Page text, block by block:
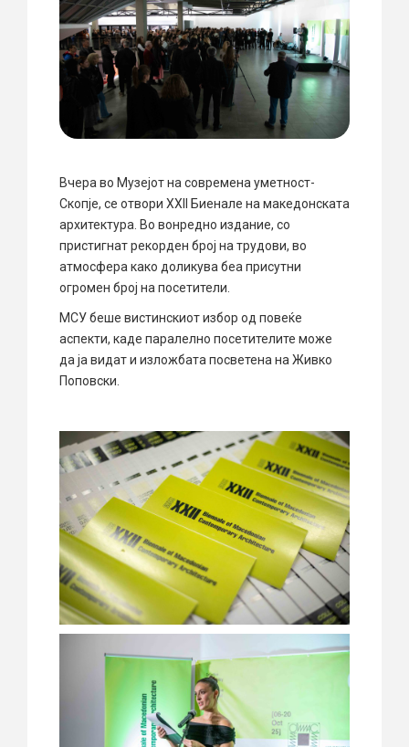
Вчера во Музејот на современа уметност-
Скопје, се отвори XXII Биенале на македонската
архитектура. Во вонредно издание, со
пристигнат рекорден број на трудови, во
атмосфера како доликува беа присутни
огромен број на посетители.
МСУ беше вистинскиот избор од повеќе
аспекти, каде паралелно посетителите може
да ја видат и изложбата посветена на Живко
Поповски.